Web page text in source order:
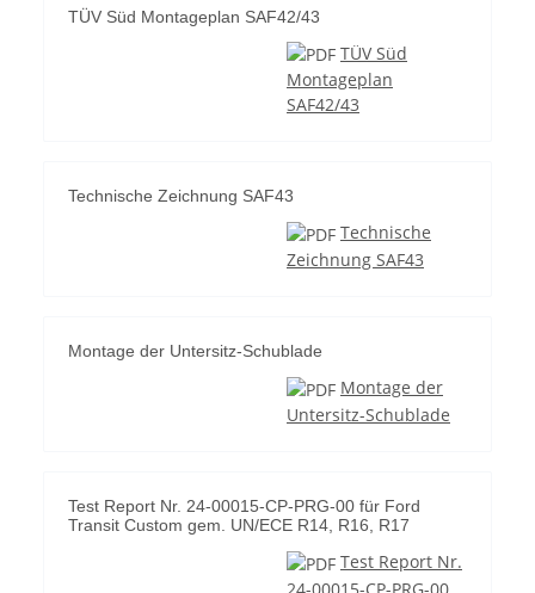
TÜV Süd Montageplan SAF42/43
TÜV Süd
Montageplan
SAF42/43
Technische Zeichnung SAF43
Technische
Zeichnung SAF43
Montage der Untersitz-Schublade
Montage der
Untersitz-Schublade
Test Report Nr. 24-00015-CP-PRG-00 für Ford
Transit Custom gem. UN/ECE R14, R16, R17
Test Report Nr.
24-00015-CP-PRG-00